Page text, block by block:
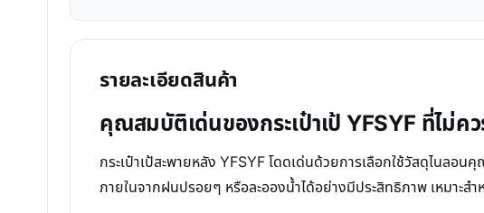
รายละเอียดสินค้า
คุณสมบัติเด่นของกระเป๋าเป้ YFSYF ที่ไม่ค
กระเป๋าเป้สะพายหลัง YFSYF โดดเด่นด้วยการเลือกใช้วัสดุไนล
ภายในจากฝนปรอยๆ หรือละอองน้ำได้อย่างมีประสิทธิภาพ เหมาะส